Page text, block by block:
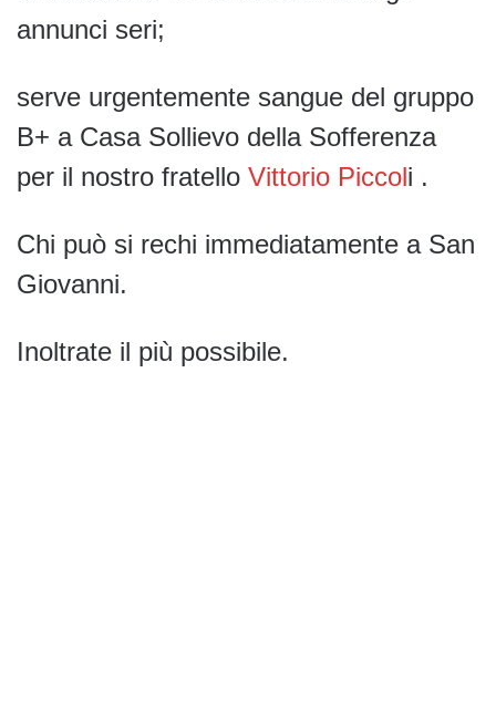
annunci seri;
serve urgentemente sangue del gruppo
B+ a Casa Sollievo della Sofferenza
per il nostro fratello Vittorio Piccoli .
Chi può si rechi immediatamente a San
Giovanni.
Inoltrate il più possibile.